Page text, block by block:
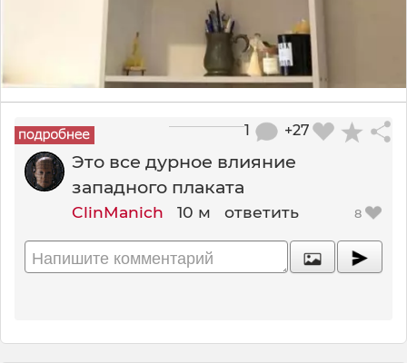
+27
1
Это все дурное влияние
западного плаката
ClinManich 10 м ответить 8